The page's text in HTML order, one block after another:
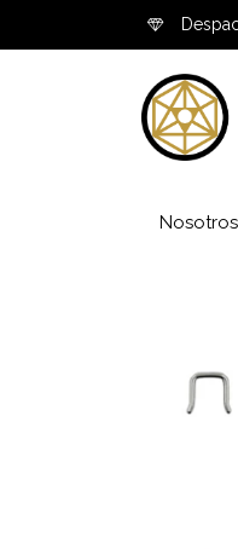
Nosotros